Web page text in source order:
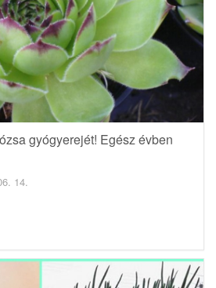
gyógyerejét! Egész évben
14.